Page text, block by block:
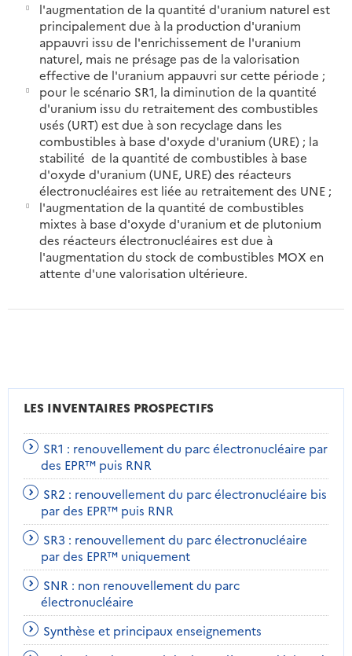
l'augmentation de la quantité d'uranium naturel est
principalement due à la production d'uranium
appauvri issu de l'enrichissement de l'uranium
naturel, mais ne présage pas de la valorisation
effective de l'uranium appauvri sur cette période ;
pour le scénario SR1, la diminution de la quantité
d'uranium issu du retraitement des combustibles
usés (URT) est due à son recyclage dans les
combustibles à base d'oxyde d'uranium (URE) ; la
stabilité de la quantité de combustibles à base
d'oxyde d'uranium (UNE, URE) des réacteurs
électronucléaires est liée au retraitement des UNE ;
l'augmentation de la quantité de combustibles
mixtes à base d'oxyde d'uranium et de plutonium
des réacteurs électronucléaires est due à
l'augmentation du stock de combustibles MOX en
attente d'une valorisation ultérieure.
LES INVENTAIRES PROSPECTIFS
SR1 : renouvellement du parc électronucléaire par
des EPR™ puis RNR
SR2 : renouvellement du parc électronucléaire bis
par des EPR™ puis RNR
SR3 : renouvellement du parc électronucléaire
par des EPR™ uniquement
SNR : non renouvellement du parc
électronucléaire
Synthèse et principaux enseignements